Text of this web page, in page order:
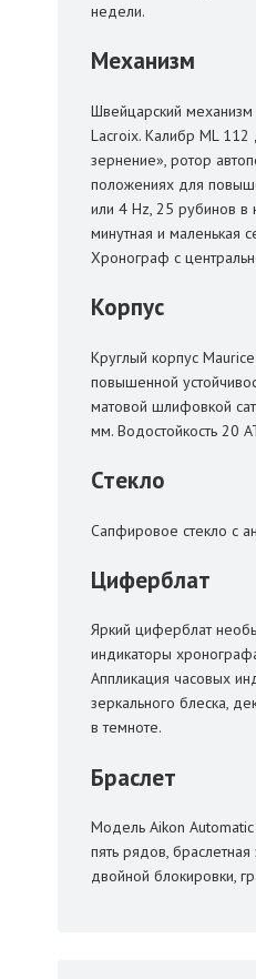
недели.
Механизм
Швейцарский
Lacroix. Калибр ML
зернение», ротор
положениях для
или 4 Hz, 25 рубинов в
минутная и маленькая
Хронограф с
Корпус
Круглый корпус
повышенной
матовой шлифовкой
мм. Водостойкость 20
Стекло
Сапфировое стекло с
Циферблат
Яркий циферблат
индикаторы
Аппликация часовых
зеркального блеска,
в темноте.
Браслет
Модель Aikon Automatic
пять рядов,
двойной блокировки,